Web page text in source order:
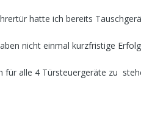
hatte ich bereits
nicht einmal kurzfristige
für alle 4 Türsteuergeräte zu